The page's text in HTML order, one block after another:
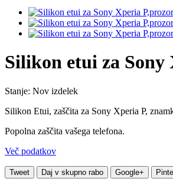
Silikon etui za
Stanje: Nov izdelek
Silikon Etui, zaščita za Sony Xperia P,
Popolna zaščita vašega telefona.
Več podatkov
Tweet Daj v skupno rabo Google+